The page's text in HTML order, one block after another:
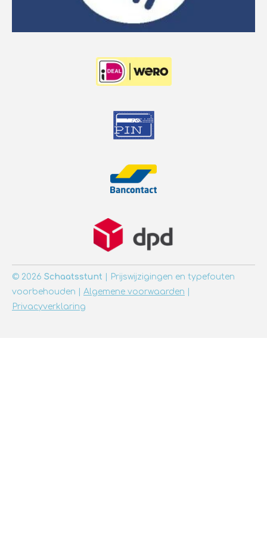
© 2026 Schaatsstunt
| Prijswijzigingen en typefouten
voorbehouden | Algemene voorwaarden
Privacyverklaring